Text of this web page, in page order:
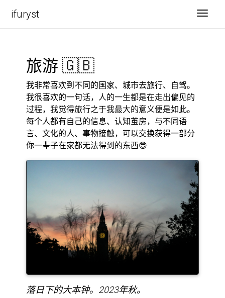
ifuryst
旅游 🇬🇧
我非常喜欢到不同的国家、城市去旅行、自驾。
我很喜欢的一句话，人的一生都是在走出偏见的
过程，我觉得旅行之于我最大的意义便是如此。
每个人都有自己的信息、认知茧房，与不同语
言、文化的人、事物接触，可以交换获得一部分
你一辈子在家都无法得到的东西😎
落日下的大本钟。2023年秋。